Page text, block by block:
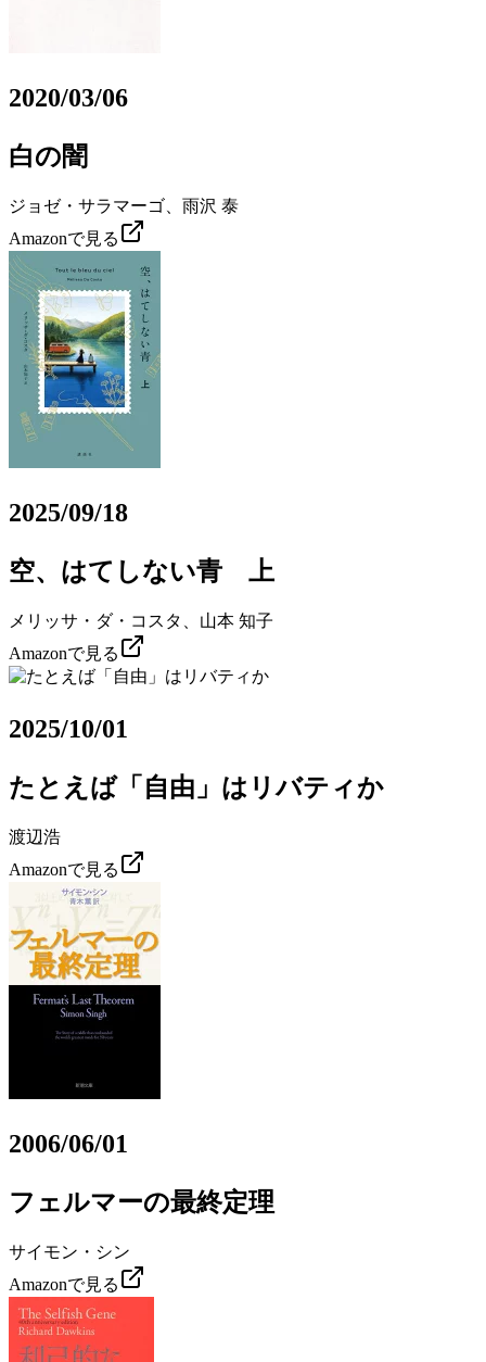
2020/03/06
白の闇
ジョゼ・サラマーゴ、雨沢 泰
Amazonで見る
2025/09/18
空、はてしない青 上
メリッサ・ダ・コスタ、山本 知子
Amazonで見る
2025/10/01
たとえば「自由」はリバティか
渡辺浩
Amazonで見る
2006/06/01
フェルマーの最終定理
サイモン・シン
Amazonで見る